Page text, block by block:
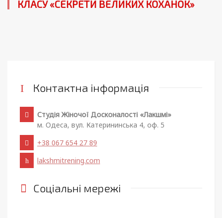
КЛАСУ «СЕКРЕТИ ВЕЛИКИХ КОХАНОК»
Контактна інформація
Студія Жіночої Досконалості «Лакшмі»
м. Одеса, вул. Катерининська 4, оф. 5
+38 067 654 27 89
lakshmitrening.com
Соціальні мережі